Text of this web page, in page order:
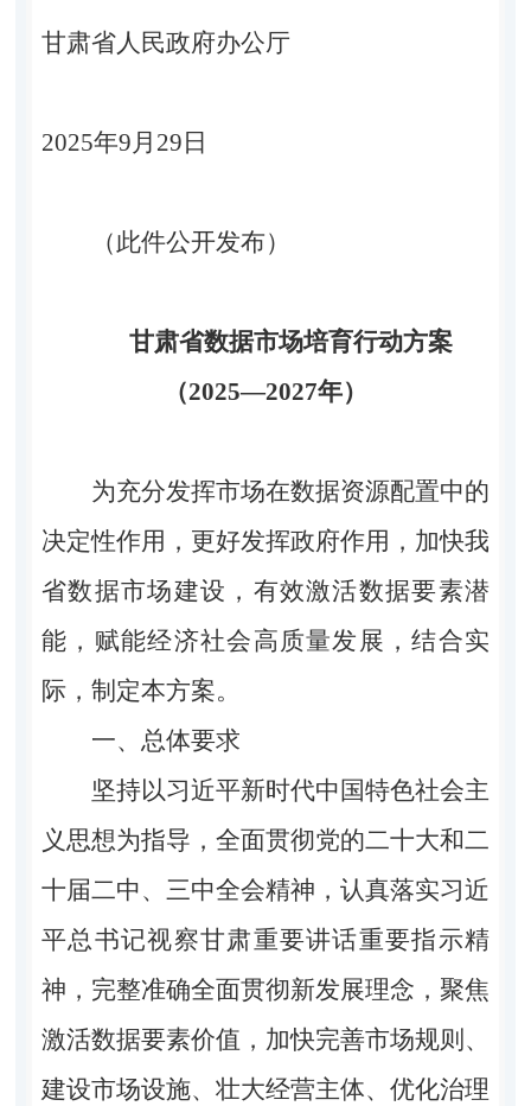
甘肃省人民政府办公厅
2025年9月29日
（此件公开发布）
甘肃省数据市场培育行动方案
（2025—2027年）
为充分发挥市场在数据资源配置中的
决定性作用，更好发挥政府作用，加快我
省数据市场建设，有效激活数据要素潜
能，赋能经济社会高质量发展，结合实
际，制定本方案。
一、总体要求
坚持以习近平新时代中国特色社会主
义思想为指导，全面贯彻党的二十大和二
十届二中、三中全会精神，认真落实习近
平总书记视察甘肃重要讲话重要指示精
神，完整准确全面贯彻新发展理念，聚焦
激活数据要素价值，加快完善市场规则、
建设市场设施、壮大经营主体、优化治理